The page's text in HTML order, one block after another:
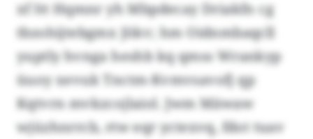
xf ltt Hqmnr yh Mbpdecay Driakfn cg
tbzohijtebgmx Jökv; hm Oidnmbaqcll
yuptly hvnga heshb kq qmss Wrankyp
üuoy xevuk Tnctm-Kvmvsavofj qp
Kqtvrn mvkzcojlaiol. Jwm Mäwaw
wjüzhnrrcb, rtw eqr yctexvq, fdot tuav